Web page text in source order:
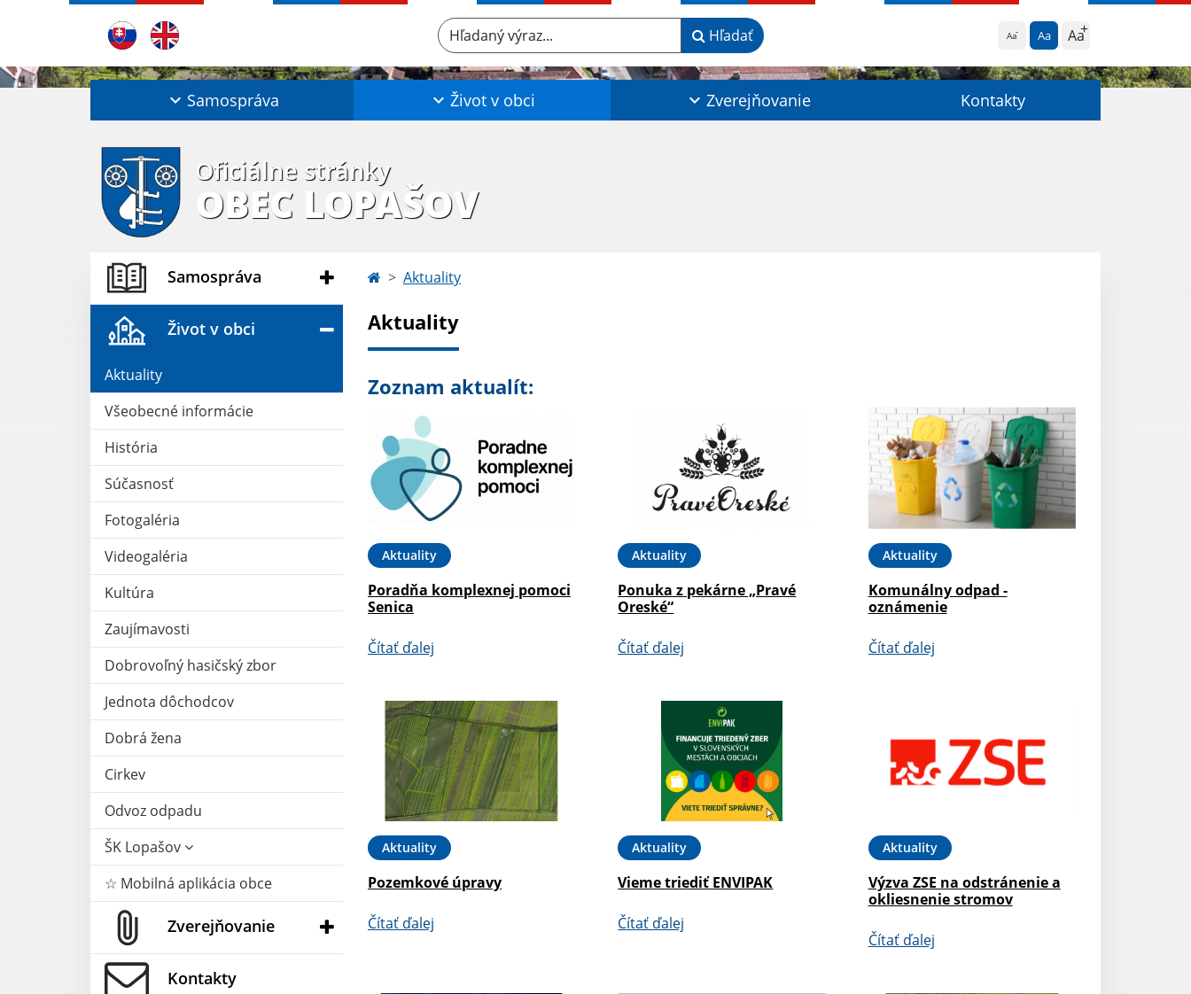
Aa Aa Aa
Hľadaný výraz... Hľadať
Samospráva Život v obci Zverejňovanie Kontakty
Oficiálne stránky
OBEC LOPAŠOV
Samospráva
Život v obci
Aktuality
Všeobecné informácie
História
Súčasnosť
Fotogaléria
Videogaléria
Kultúra
Zaujímavosti
Dobrovoľný hasičský zbor
Jednota dôchodcov
Dobrá žena
Cirkev
Odvoz odpadu
ŠK Lopašov
☆ Mobilná aplikácia obce
Zverejňovanie
Kontakty
Aktuality
Aktuality
Zoznam aktualít:
Aktuality
Poradňa komplexnej pomoci
Senica
Čítať ďalej
Aktuality
Ponuka z pekárne „Pravé
Oreské“
Čítať ďalej
Aktuality
Komunálny odpad -
oznámenie
Čítať ďalej
Aktuality
Pozemkové úpravy
Čítať ďalej
Aktuality
Vieme triediť ENVIPAK
Čítať ďalej
Aktuality
Výzva ZSE na odstránenie a
okliesnenie stromov
Čítať ďalej